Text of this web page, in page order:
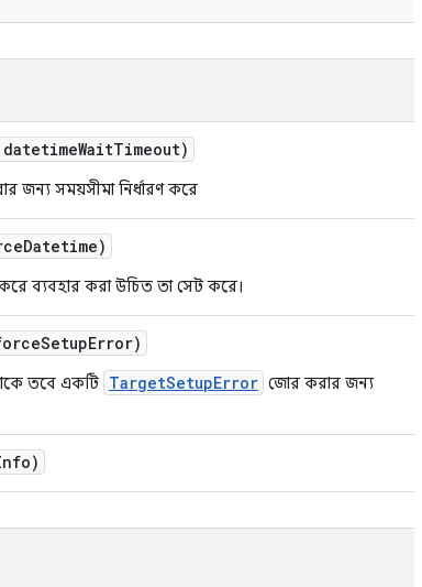
WaitTimeout)
জন্য সময়সীমা নির্ধারণ করে
Datetime)
ব্যবহার করা উচিত তা সেট করে।
SetupError)
তবে একটি TargetSetupError জোর করার জন্য